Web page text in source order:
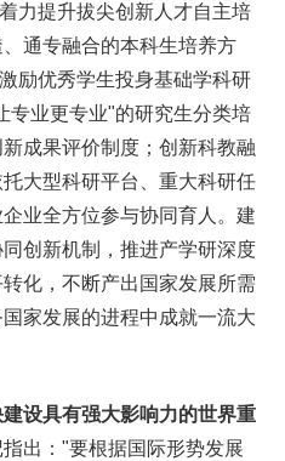
力提升拔尖创新人才自主培
通专融合的本科生培养方
励优秀学生投身基础学科研
专业更专业"的研究生分类培
成果评价制度；创新科教融
大型科研平台、重大科研任
业全方位参与协同育人。建
创新机制，推进产学研深度
化，不断产出国家发展所需
家发展的进程中成就一流大
设具有强大影响力的世界重
出："要根据国际形势发展